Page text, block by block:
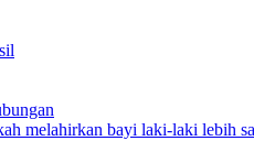
melahirkan bayi laki-laki lebih